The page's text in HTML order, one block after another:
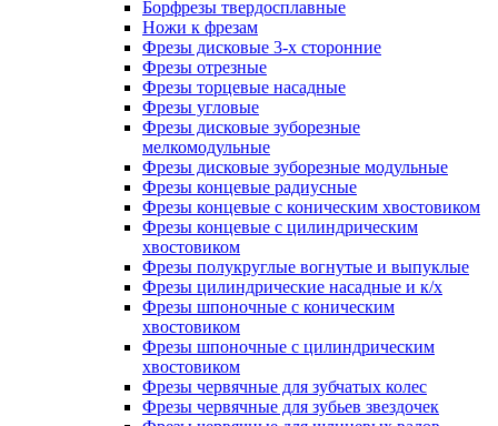
Борфрезы твердосплавные
Ножи к фрезам
Фрезы дисковые 3-х сторонние
Фрезы отрезные
Фрезы торцевые насадные
Фрезы угловые
Фрезы дисковые зуборезные
мелкомодульные
Фрезы дисковые зуборезные модульные
Фрезы концевые радиусные
Фрезы концевые с коническим хвостовиком
Фрезы концевые с цилиндрическим
хвостовиком
Фрезы полукруглые вогнутые и выпуклые
Фрезы цилиндрические насадные и к/х
Фрезы шпоночные с коническим
хвостовиком
Фрезы шпоночные с цилиндрическим
хвостовиком
Фрезы червячные для зубчатых колес
Фрезы червячные для зубьев звездочек